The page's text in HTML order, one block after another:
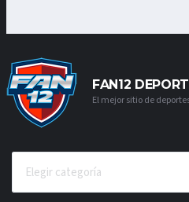
FAN12
El mejor sitio de